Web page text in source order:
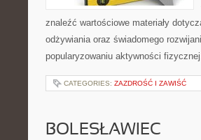
znaleźć wartościowe materiały
odżywiania oraz świadomego
popularyzowaniu aktywności
CATEGORIES: ZAZDROŚĆ I ZAWIŚĆ
BOLESŁAWIEC